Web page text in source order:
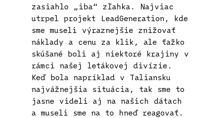
zasiahlo „iba“ zľahka. Najviac
utrpel projekt LeadGeneration, kde
sme museli výraznejšie znižovať
náklady a cenu za klik, ale ťažko
skúšané boli aj niektoré krajiny v
rámci našej letákovej divízie.
Keď bola napríklad v Taliansku
najvážnejšia situácia, tak sme to
jasne videli aj na našich dátach
a museli sme na to hneď reagovať.